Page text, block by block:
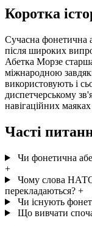
Коротка
Сучасна фонетична
після широких
Абетка Морзе
міжнародною
використовують і
диспетчерському
навігаційних маяках
Часті
Чи фонетична
+
Чому слова
перекладаються? +
Чи існують
Що вивчати